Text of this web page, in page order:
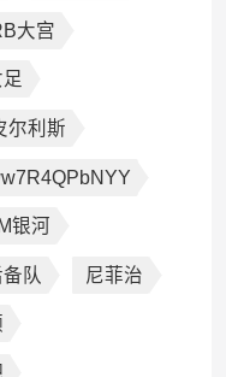
大宫
尔利斯
银河
队 尼菲治